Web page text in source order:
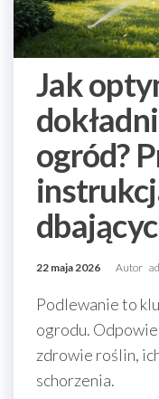
Jak
ogród?
22 maja 2026 Autor
Podlewanie to
ogrodu.
zdrowie roślin,
schorzenia.